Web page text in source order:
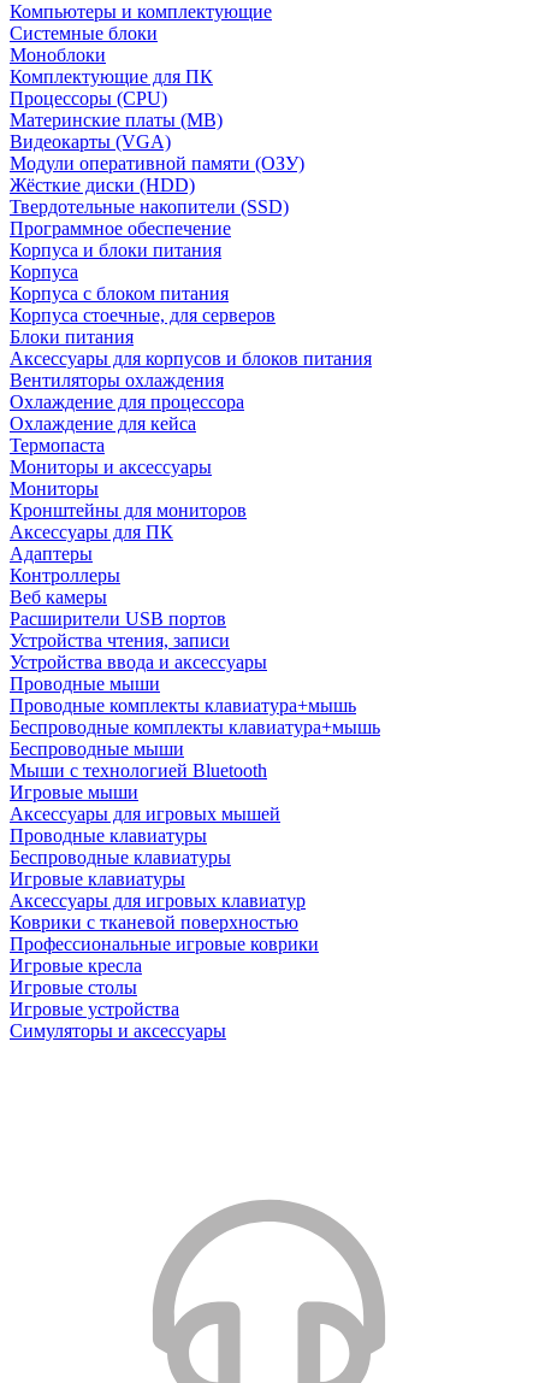
Компьютеры и комплектующие
Системные блоки
Моноблоки
Комплектующие для ПК
Процессоры (CPU)
Материнские платы (MB)
Видеокарты (VGA)
Модули оперативной памяти (ОЗУ)
Жёсткие диски (HDD)
Твердотельные накопители (SSD)
Программное обеспечение
Корпуса и блоки питания
Корпуса
Корпуса с блоком питания
Корпуса стоечные, для серверов
Блоки питания
Аксессуары для корпусов и блоков питания
Вентиляторы охлаждения
Охлаждение для процессора
Охлаждение для кейса
Термопаста
Мониторы и аксессуары
Мониторы
Кронштейны для мониторов
Аксессуары для ПК
Адаптеры
Контроллеры
Веб камеры
Расширители USB портов
Устройства чтения, записи
Устройства ввода и аксессуары
Проводные мыши
Проводные комплекты клавиатура+мышь
Беспроводные комплекты клавиатура+мышь
Беспроводные мыши
Мыши с технологией Bluetooth
Игровые мыши
Аксессуары для игровых мышей
Проводные клавиатуры
Беспроводные клавиатуры
Игровые клавиатуры
Аксессуары для игровых клавиатур
Коврики с тканевой поверхностью
Профессиональные игровые коврики
Игровые кресла
Игровые столы
Игровые устройства
Симуляторы и аксессуары